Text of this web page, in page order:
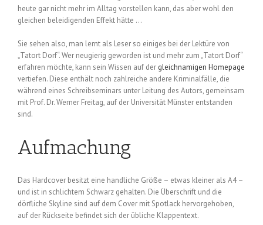
heute gar nicht mehr im Alltag vorstellen kann, das aber wohl den
gleichen beleidigenden Effekt hätte …
Sie sehen also, man lernt als Leser so einiges bei der Lektüre von
„Tatort Dorf“. Wer neugierig geworden ist und mehr zum „Tatort Dorf“
erfahren möchte, kann sein Wissen auf der gleichnamigen Homepage
vertiefen. Diese enthält noch zahlreiche andere Kriminalfälle, die
während eines Schreibseminars unter Leitung des Autors, gemeinsam
mit Prof. Dr. Werner Freitag, auf der Universität Münster entstanden
sind.
Aufmachung
Das Hardcover besitzt eine handliche Größe – etwas kleiner als A4 –
und ist in schlichtem Schwarz gehalten. Die Überschrift und die
dörfliche Skyline sind auf dem Cover mit Spotlack hervorgehoben,
auf der Rückseite befindet sich der übliche Klappentext.